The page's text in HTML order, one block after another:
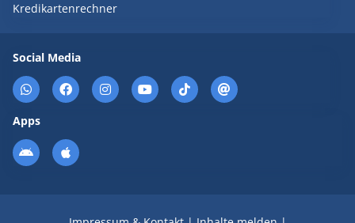
Kredikartenrechner
Social Media
Apps